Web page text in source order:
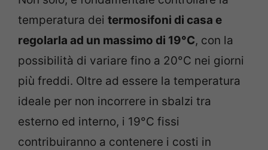
temperatura dei termosifoni di casa e
regolarla ad un massimo di 19°C, con la
possibilità di variare fino a 20°C nei giorni
più freddi. Oltre ad essere la temperatura
ideale per non incorrere in sbalzi tra
esterno ed interno, i 19°C fissi
contribuiranno a contenere i costi in